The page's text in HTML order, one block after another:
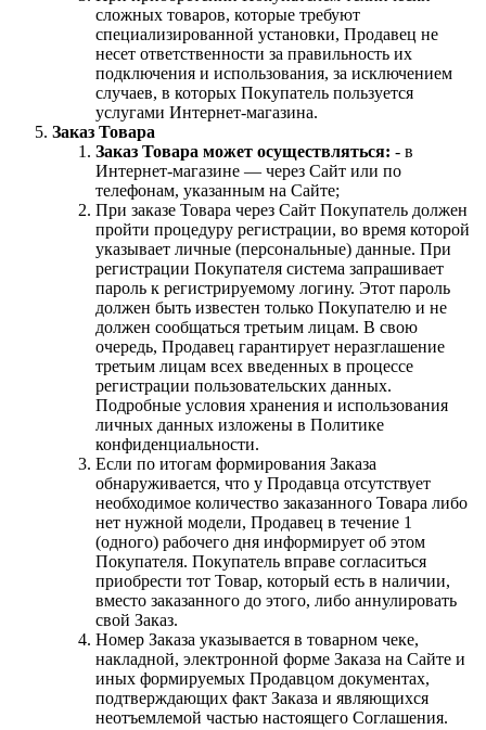
сложных товаров, которые требуют
специализированной установки, Продавец не
несет ответственности за правильность их
подключения и использования, за исключением
случаев, в которых Покупатель пользуется
услугами Интернет-магазина.
Заказ Товара
Заказ Товара может осуществляться: - в
Интернет-магазине — через Сайт или по
телефонам, указанным на Сайте;
При заказе Товара через Сайт Покупатель должен
пройти процедуру регистрации, во время которой
указывает личные (персональные) данные. При
регистрации Покупателя система запрашивает
пароль к регистрируемому логину. Этот пароль
должен быть известен только Покупателю и не
должен сообщаться третьим лицам. В свою
очередь, Продавец гарантирует неразглашение
третьим лицам всех введенных в процессе
регистрации пользовательских данных.
Подробные условия хранения и использования
личных данных изложены в Политике
конфиденциальности.
Если по итогам формирования Заказа
обнаруживается, что у Продавца отсутствует
необходимое количество заказанного Товара либо
нет нужной модели, Продавец в течение 1
(одного) рабочего дня информирует об этом
Покупателя. Покупатель вправе согласиться
приобрести тот Товар, который есть в наличии,
вместо заказанного до этого, либо аннулировать
свой Заказ.
Номер Заказа указывается в товарном чеке,
накладной, электронной форме Заказа на Сайте и
иных формируемых Продавцом документах,
подтверждающих факт Заказа и являющихся
неотъемлемой частью настоящего Соглашения.